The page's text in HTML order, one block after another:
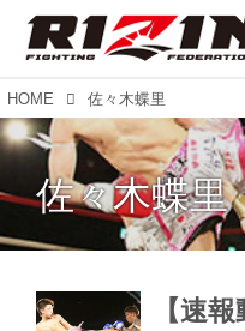
HOME 佐々木蝶里
佐々木蝶里
【速